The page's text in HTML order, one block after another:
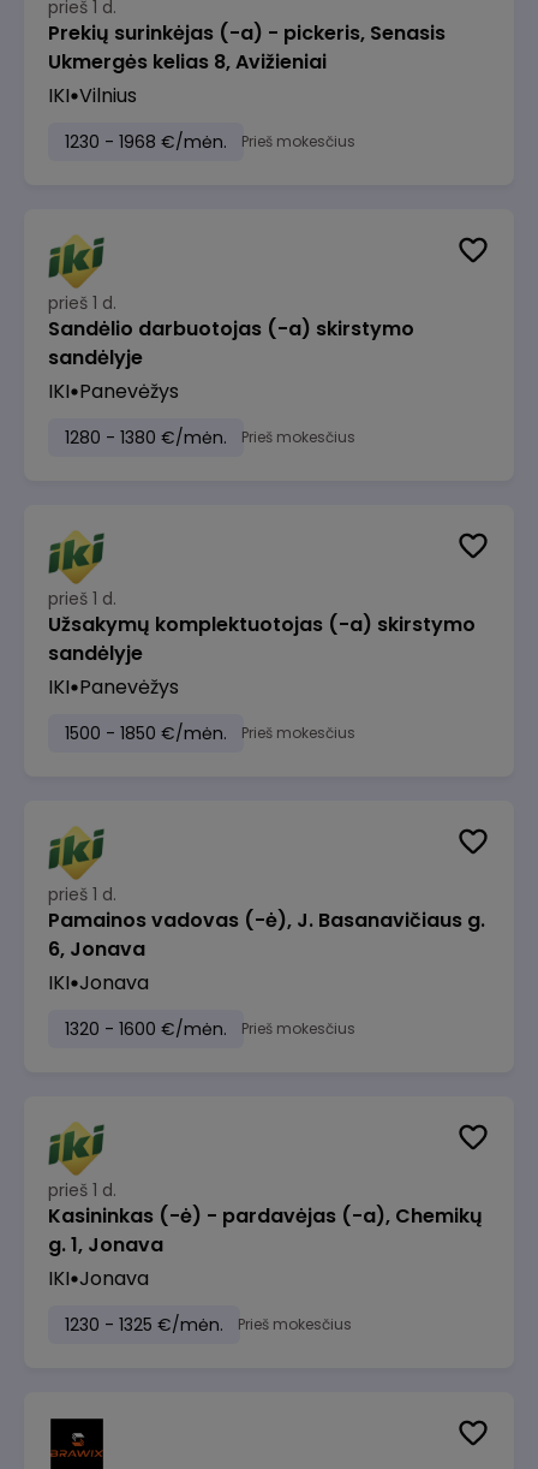
prieš 1 d.
Prekių surinkėjas (-a) - pickeris, Senasis
Ukmergės kelias 8, Avižieniai
IKI Vilnius
1230 - 1968 €/mėn. Prieš mokesčius
prieš 1 d.
Sandėlio darbuotojas (-a) skirstymo
sandėlyje
IKI Panevėžys
1280 - 1380 €/mėn. Prieš mokesčius
prieš 1 d.
Užsakymų komplektuotojas (-a) skirstymo
sandėlyje
IKI Panevėžys
1500 - 1850 €/mėn. Prieš mokesčius
prieš 1 d.
Pamainos vadovas (-ė), J. Basanavičiaus g.
6, Jonava
IKI Jonava
1320 - 1600 €/mėn. Prieš mokesčius
prieš 1 d.
Kasininkas (-ė) - pardavėjas (-a), Chemikų
g. 1, Jonava
IKI Jonava
1230 - 1325 €/mėn. Prieš mokesčius